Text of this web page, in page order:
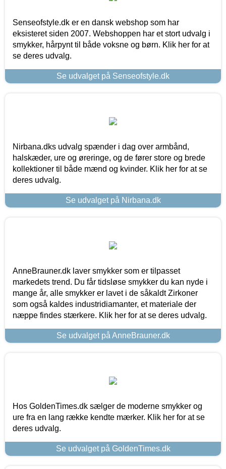
Senseofstyle.dk er en dansk webshop som har
eksisteret siden 2007. Webshoppen har et stort udvalg i
smykker, hårpynt til både voksne og børn. Klik her for at
se deres udvalg.
Se udvalget på Senseofstyle.dk
Nirbana.dks udvalg spænder i dag over armbånd,
halskæder, ure og øreringe, og de fører store og brede
kollektioner til både mænd og kvinder. Klik her for at se
deres udvalg.
Se udvalget på Nirbana.dk
AnneBrauner.dk laver smykker som er tilpasset
markedets trend. Du får tidsløse smykker du kan nyde i
mange år, alle smykker er lavet i de såkaldt Zirkoner
som også kaldes industridiamanter, et materiale der
næppe findes stærkere. Klik her for at se deres udvalg.
Se udvalget på AnneBrauner.dk
Hos GoldenTimes.dk sælger de moderne smykker og
ure fra en lang række kendte mærker. Klik her for at se
deres udvalg.
Se udvalget på GoldenTimes.dk